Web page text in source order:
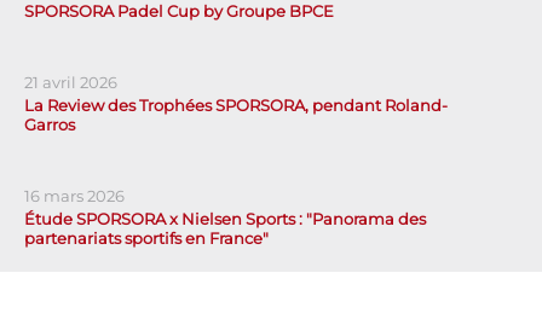
SPORSORA Padel Cup by Groupe BPCE
21 avril 2026
La Review des Trophées SPORSORA, pendant Roland-
Garros
16 mars 2026
Étude SPORSORA x Nielsen Sports : "Panorama des
partenariats sportifs en France"